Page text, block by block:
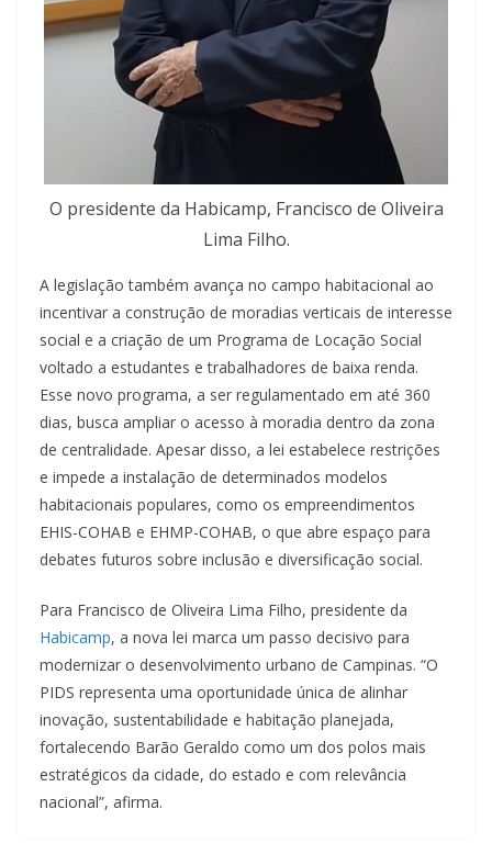
O presidente da Habicamp, Francisco de Oliveira
Lima Filho.
A legislação também avança no campo habitacional ao
incentivar a construção de moradias verticais de interesse
social e a criação de um Programa de Locação Social
voltado a estudantes e trabalhadores de baixa renda.
Esse novo programa, a ser regulamentado em até 360
dias, busca ampliar o acesso à moradia dentro da zona
de centralidade. Apesar disso, a lei estabelece restrições
e impede a instalação de determinados modelos
habitacionais populares, como os empreendimentos
EHIS-COHAB e EHMP-COHAB, o que abre espaço para
debates futuros sobre inclusão e diversificação social.
Para Francisco de Oliveira Lima Filho, presidente da
Habicamp, a nova lei marca um passo decisivo para
modernizar o desenvolvimento urbano de Campinas. “O
PIDS representa uma oportunidade única de alinhar
inovação, sustentabilidade e habitação planejada,
fortalecendo Barão Geraldo como um dos polos mais
estratégicos da cidade, do estado e com relevância
nacional”, afirma.